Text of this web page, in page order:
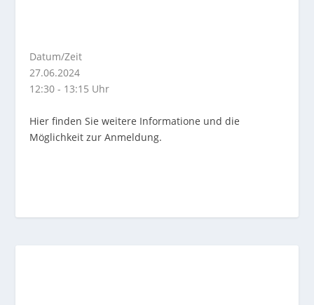
Datum/Zeit
27.06.2024
12:30 - 13:15 Uhr
Hier finden Sie weitere Informatione und die
Möglichkeit zur Anmeldung.